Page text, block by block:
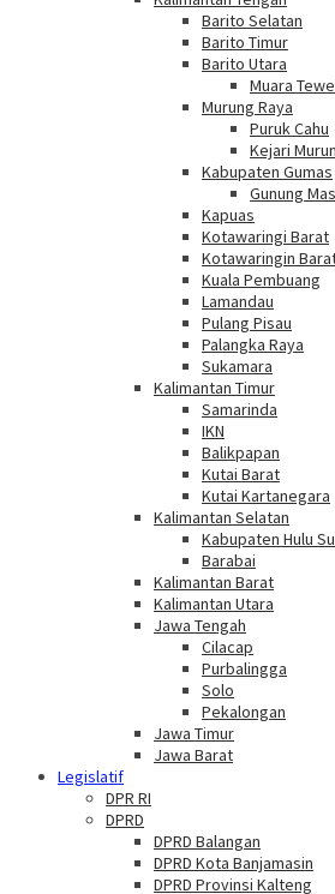
Barito Selatan
Barito Timur
Barito Utara
Muara
Murung Raya
Puruk Cahu
Kejari
Kabupaten Gumas
Gunung Mas
Kapuas
Kotawaringi Barat
Kotawaringin
Kuala Pembuang
Lamandau
Pulang Pisau
Palangka Raya
Sukamara
Kalimantan Timur
Samarinda
IKN
Balikpapan
Kutai Barat
Kutai Kartanegara
Kalimantan Selatan
Kabupaten Hulu
Barabai
Kalimantan Barat
Kalimantan Utara
Jawa Tengah
Cilacap
Purbalingga
Solo
Pekalongan
Jawa Timur
Jawa Barat
Legislatif
DPR RI
DPRD
DPRD Balangan
DPRD Kota Banjamasin
DPRD Provinsi Kalteng